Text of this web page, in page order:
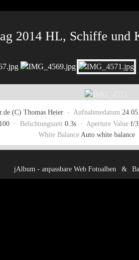
2014 HL, Schiffe und
(C) Thomas Heier · Aufnahmedatum
· Belichtungszeit0.3s · Aperture Valuef/
White BalanceAuto white balance
jAlbum - anpassbare Web Fotoalben &